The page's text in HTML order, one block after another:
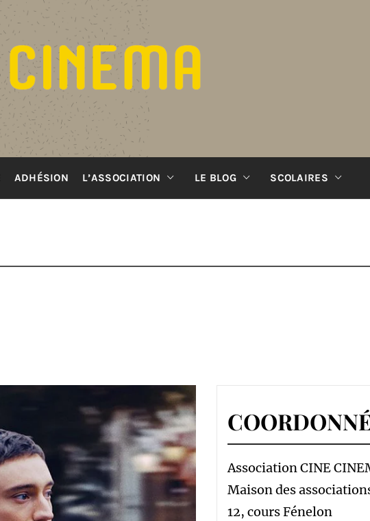
ADHÉSION L’ASSOCIATION LE BLOG SCOLAIRES
Association CINE
Maison des
12, cours Fénelon